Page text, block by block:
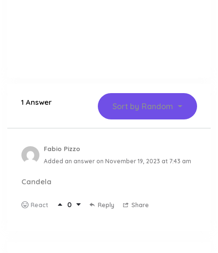
1 Answer Sort by Random
Fabio Pizzo
Added an answer on November 19, 2023 at 7:43 am
Candela
React 0 Reply Share